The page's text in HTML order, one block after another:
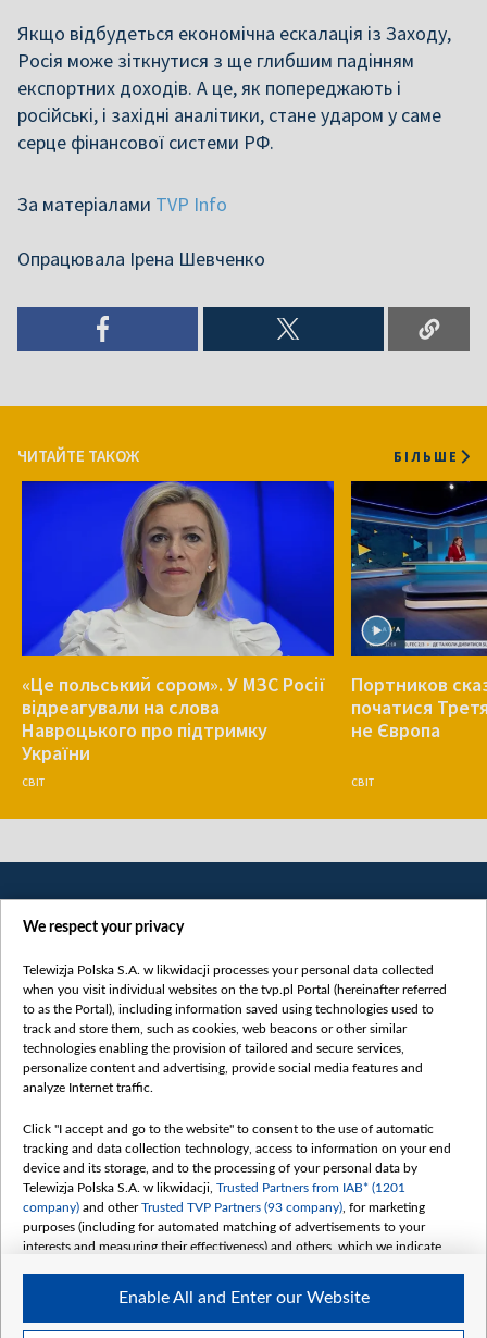
Якщо відбудеться економічна ескалація із Заходу,
Росія може зіткнутися з ще глибшим падінням
експортних доходів. А це, як попереджають і
російські, і західні аналітики, стане ударом у саме
серце фінансової системи РФ.
За матеріалами TVP Info
Опрацювала Ірена Шевченко
ЧИТАЙТЕ ТАКОЖ БІЛЬШЕ
«Це польський сором». У МЗС Росії
відреагували на слова
Навроцького про підтримку
України
СВІТ
Портников
початися
не Європа
СВІТ
Категорії
Новини
Докладно
Погляд
Цікаво
Slawa.tv
Про нас
Контакти
Правила використання матеріалів
We respect your privacy
Telewizja Polska S.A. w likwidacji processes your personal data collected
when you visit individual websites on the tvp.pl Portal (hereinafter referred
to as the Portal), including information saved using technologies used to
track and store them, such as cookies, web beacons or other similar
technologies enabling the provision of tailored and secure services,
personalize content and advertising, provide social media features and
analyze Internet traffic.
Click "I accept and go to the website" to consent to the use of automatic
tracking and data collection technology, access to information on your end
device and its storage, and to the processing of your personal data by
Telewizja Polska S.A. w likwidacji, Trusted Partners from IAB* (1201
company) and otherTrusted TVP Partners (93 company) , for marketing
purposes (including for automated matching of advertisements to your
interests and measuring their effectiveness) and others, which we indicate
The purposes of processing your data by TVP S.A. w likwidacji are as
follows:
Enable All and Enter our Website